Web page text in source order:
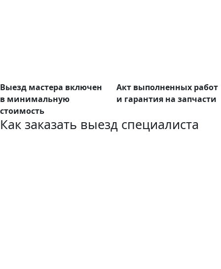
Выезд мастера включен
в минимальную
стоимость
Акт выполненных работ
и гарантия на запчасти
Как заказать выезд специалиста